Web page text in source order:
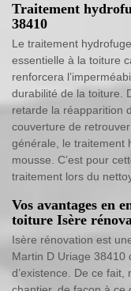
Traitement
38410
Le traitement
essentielle à la toiture
renforcera
durabilité de la toiture.
retarde la réapparition
couverture de retrouver
générale, le traitement
mousse. C’est pour
traitement lors du
Vos avantages en
toiture Isère
Isère rénovation est
Martin D Uriage 38410
d’existence. De ce